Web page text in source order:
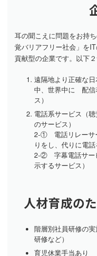
耳の聞こえに問題をお持
覚バリアフリー社会」を
貢献型の企業です。以下
遠隔地より正確な
中、世界中に 配信
ス）
電話系サービス（
のサービス）
2-① 電話リレーサ
りをし、代りに電話
2-② 字幕電話サー
示するサービス）
人材育成の
階層別社員研修の
研修など）
育児休業手当あり